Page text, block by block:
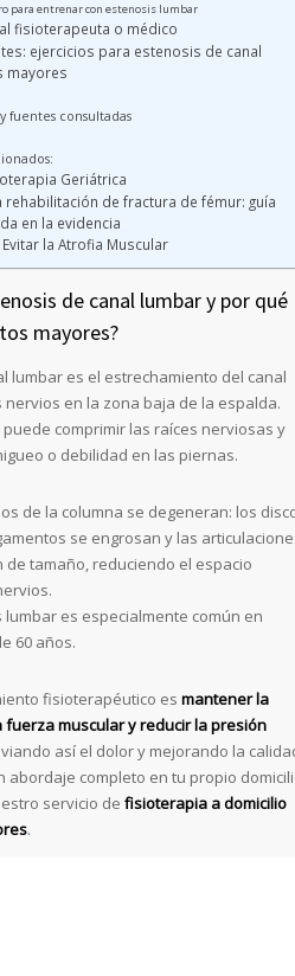
para entrenar con estenosis lumbar
fisioterapeuta o médico
ejercicios para estenosis de canal
mayores
fuentes consultadas
Geriátrica
rehabilitación de fractura de fémur: guía
en la evidencia
la Atrofia Muscular
de canal lumbar y por qué
mayores?
lumbar es el estrechamiento del canal
en la zona baja de la espalda.
comprimir las raíces nerviosas y
o debilidad en las piernas.
de la columna se degeneran: los
se engrosan y las
tamaño, reduciendo el espacio
lumbar es especialmente común en
60 años.
fisioterapéutico es mantener la
fuerza muscular y reducir la presión
así el dolor y mejorando la
abordaje completo en tu propio
servicio de fisioterapia a domicilio
.